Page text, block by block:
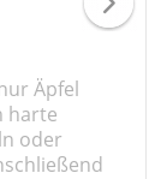
Äpfel
harte
oder